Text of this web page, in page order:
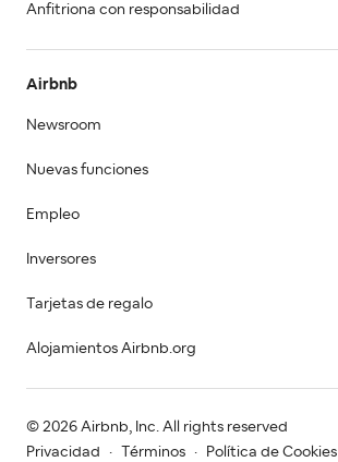
Anfitriona con responsabilidad
Airbnb
Newsroom
Nuevas funciones
Empleo
Inversores
Tarjetas de regalo
Alojamientos Airbnb.org
© 2026 Airbnb, Inc. All rights reserved
Privacidad
· Términos · Política de Cookies